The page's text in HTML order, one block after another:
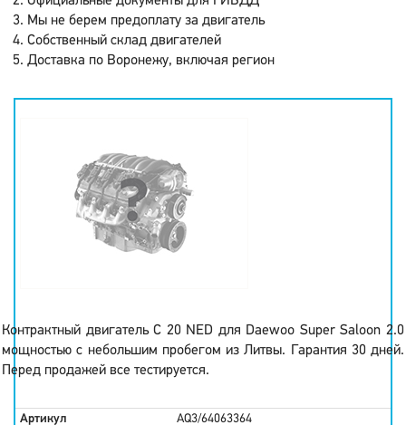
Мы не берем предоплату за двигатель
Собственный склад двигателей
Доставка по Воронежу, включая регион
Контрактный двигатель C 20 NED для Daewoo Super Saloon 2.0
мощностью с небольшим пробегом из Литвы. Гарантия 30 дней.
Перед продажей все тестируется.
Артикул AQ3/64063364